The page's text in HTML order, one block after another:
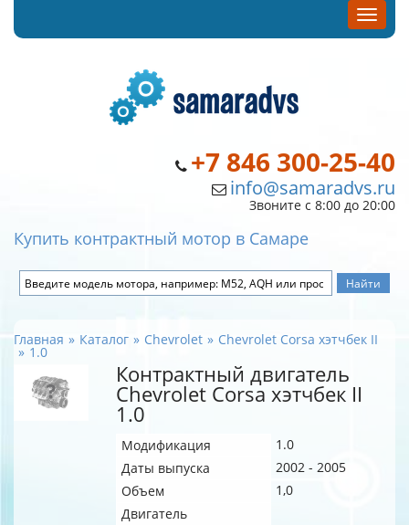
+7 846 300-25-40
info@samaradvs.ru
Звоните с 8:00 до 20:00
Купить контрактный мотор в Самаре
Главная Каталог Chevrolet Chevrolet Corsa хэтчбек II
1.0
Контрактный двигатель
Chevrolet Corsa хэтчбек II
1.0
Модификация
1.0
Даты выпуска
2002 - 2005
Объем
1,0
Двигатель